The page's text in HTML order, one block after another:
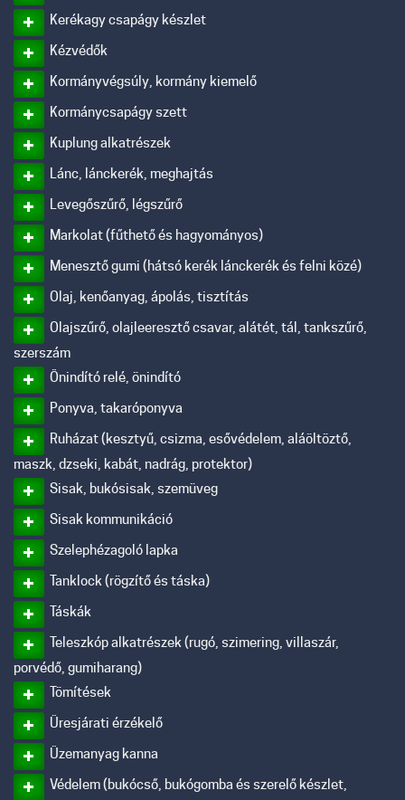
Kerékagy csapágy készlet
Kézvédők
Kormányvégsúly, kormány kiemelő
Kormánycsapágy szett
Kuplung alkatrészek
Lánc, lánckerék, meghajtás
Levegőszűrő, légszűrő
Markolat (fűthető és hagyományos)
Menesztő gumi (hátsó kerék lánckerék és felni közé)
Olaj, kenőanyag, ápolás, tisztítás
Olajszűrő, olajleeresztő csavar, alátét, tál, tankszűrő,
szerszám
Önindító relé, önindító
Ponyva, takaróponyva
Ruházat (kesztyű, csizma, esővédelem, aláöltöztő,
maszk, dzseki, kabát, nadrág, protektor)
Sisak, bukósisak, szemüveg
Sisak kommunikáció
Szelephézagoló lapka
Tanklock (rögzítő és táska)
Táskák
Teleszkóp alkatrészek (rugó, szimering, villaszár,
porvédő, gumiharang)
Tömítések
Üresjárati érzékelő
Üzemanyag kanna
Védelem (bukócső, bukógomba és szerelő készlet,